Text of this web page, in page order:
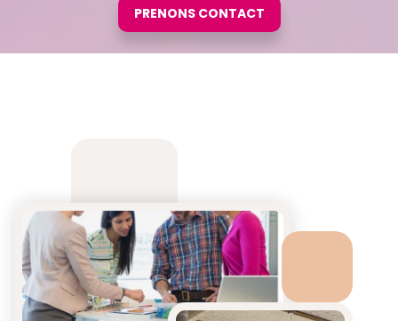
PRENONS CONTACT